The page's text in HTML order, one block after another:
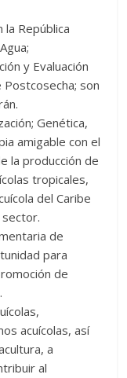
la República
y Evaluación
Postcosecha; son
Genética,
amigable con el
la producción de
tropicales,
del Caribe
de
para
de
acuícolas, así
a
al